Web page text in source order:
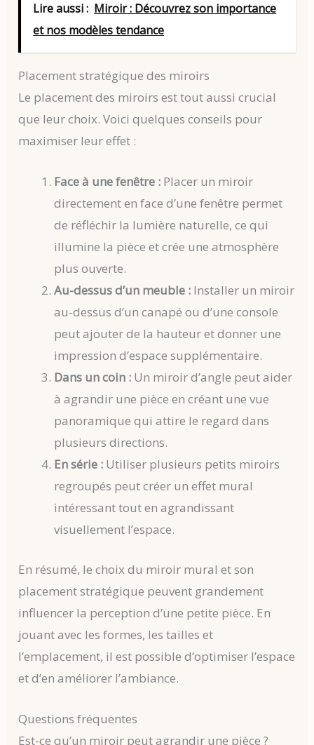
Lire aussi : Miroir : Découvrez son importance
et nos modèles tendance
Placement stratégique des miroirs
Le placement des miroirs est tout aussi crucial
que leur choix. Voici quelques conseils pour
maximiser leur effet :
Face à une fenêtre : Placer un miroir
directement en face d’une fenêtre permet
de réfléchir la lumière naturelle, ce qui
illumine la pièce et crée une atmosphère
plus ouverte.
Au-dessus d’un meuble : Installer un miroir
au-dessus d’un canapé ou d’une console
peut ajouter de la hauteur et donner une
impression d’espace supplémentaire.
Dans un coin : Un miroir d’angle peut aider
à agrandir une pièce en créant une vue
panoramique qui attire le regard dans
plusieurs directions.
En série : Utiliser plusieurs petits miroirs
regroupés peut créer un effet mural
intéressant tout en agrandissant
visuellement l’espace.
En résumé, le choix du miroir mural et son
placement stratégique peuvent grandement
influencer la perception d’une petite pièce. En
jouant avec les formes, les tailles et
l’emplacement, il est possible d’optimiser l’espace
et d’en améliorer l’ambiance.
Questions fréquentes
Est-ce qu’un miroir peut agrandir une pièce ?